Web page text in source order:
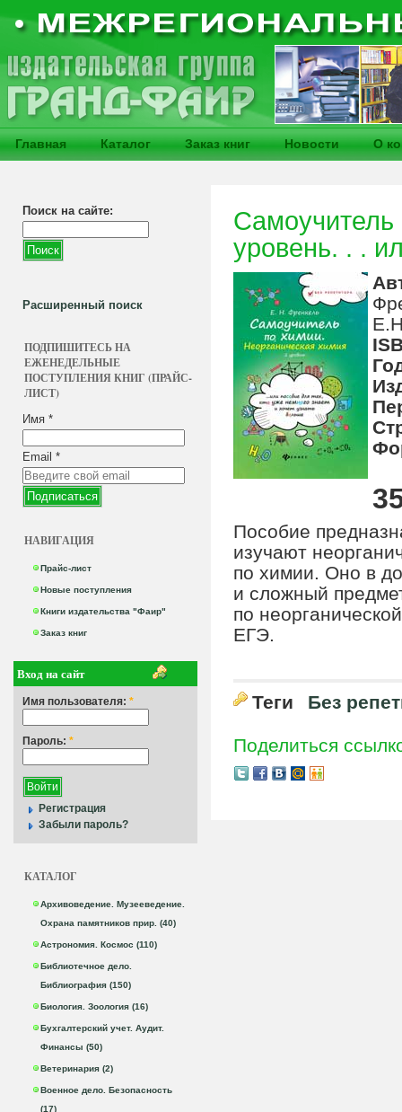
Главная Каталог Заказ книг Новости О
Поиск на сайте:
Расширенный поиск
ПОДПИШИТЕСЬ НА
ЕЖЕНЕДЕЛЬНЫЕ
ПОСТУПЛЕНИЯ КНИГ (ПРАЙС-
ЛИСТ)
Имя *
Email *
НАВИГАЦИЯ
Прайс-лист
Новые поступления
Книги издательства "Фаир"
Заказ книг
Вход на сайт
Имя пользователя: *
Пароль: *
Регистрация
Забыли пароль?
КАТАЛОГ
Архивоведение. Музееведение.
Охрана памятников прир. (40)
Астрономия. Космос (110)
Библиотечное дело.
Библиография (150)
Биология. Зоология (16)
Бухгалтерский учет. Аудит.
Финансы (50)
Ветеринария (2)
Военное дело. Безопасность
(17)
Самоучитель
уровень. . .
Пособие
изучают
по химии. Оно в
и сложный
по
ЕГЭ.
Теги Без
Поделиться